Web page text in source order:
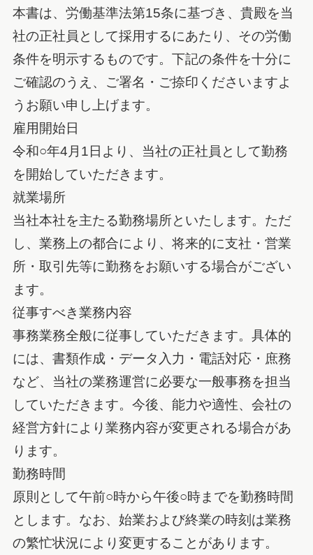
本書は、労働基準法第15条に基づき、貴殿を当
社の正社員として採用するにあたり、その労働
条件を明示するものです。下記の条件を十分に
ご確認のうえ、ご署名・ご捺印くださいますよ
うお願い申し上げます。
雇用開始日
令和○年4月1日より、当社の正社員として勤務
を開始していただきます。
就業場所
当社本社を主たる勤務場所といたします。ただ
し、業務上の都合により、将来的に支社・営業
所・取引先等に勤務をお願いする場合がござい
ます。
従事すべき業務内容
事務業務全般に従事していただきます。具体的
には、書類作成・データ入力・電話対応・庶務
など、当社の業務運営に必要な一般事務を担当
していただきます。今後、能力や適性、会社の
経営方針により業務内容が変更される場合があ
ります。
勤務時間
原則として午前○時から午後○時までを勤務時間
とします。なお、始業および終業の時刻は業務
の繁忙状況により変更することがあります。